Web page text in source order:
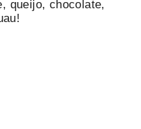
queijo, chocolate,